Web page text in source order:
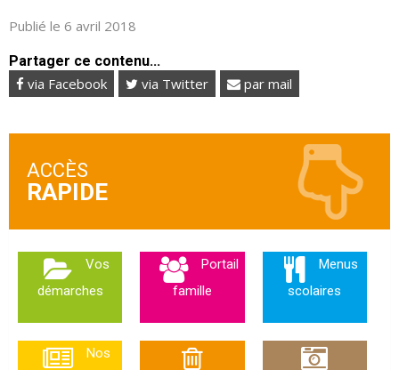
Publié le 6 avril 2018
Partager ce contenu...
via Facebook via Twitter par mail
ACCÈS
Vos
démarches
Portail
famille
Menus
scolaires
Nos